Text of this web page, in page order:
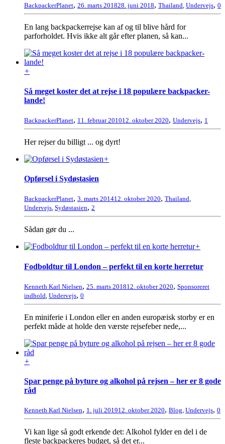
BackpackerPlanet, 26. marts 201828. juni 2018, Thailand, Undervejs, 0
En lang backpackerrejse kan af og til blive hård for
parforholdet. Hvis ikke alt går efter planen, så kan...
+
Så meget koster det at rejse i 18 populære backpacker-
lande!
BackpackerPlanet, 11. februar 201012. oktober 2020, Undervejs, 1
Her rejser du billigt ... og dyrt!
+
Opførsel i Sydøstasien
BackpackerPlanet, 3. marts 201412. oktober 2020, Thailand,
Undervejs, Sydøstasien, 2
Sådan gør du ...
+
Fodboldtur til London – perfekt til en korte herretur
Kenneth Karl Nielsen, 25. marts 201812. oktober 2020, Sponsoreret
indhold Undervejs, 0
En miniferie i London eller en anden europæisk storby er en
perfekt måde at holde den værste rejsefeber nede,...
+
Spar penge på byture og alkohol på rejsen – her er 8 gode
råd
Kenneth Karl Nielsen, 1. juli 201912. oktober 2020, Blog, Undervejs, 0
Vi kan lige så godt erkende det: Alkohol fylder en del i de
fleste backpackeres budget, så det er...